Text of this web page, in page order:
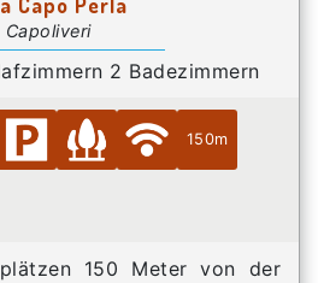
Capoliveri
2 Badezimmern
150m
150 Meter von der